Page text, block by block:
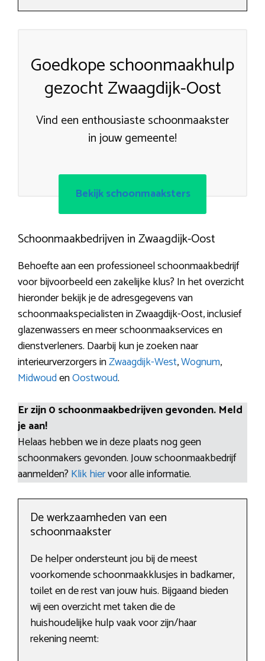
Goedkope schoonmaakhulp
gezocht Zwaagdijk-Oost
Vind een enthousiaste schoonmaakster
in jouw gemeente!
Bekijk schoonmaaksters
Schoonmaakbedrijven in Zwaagdijk-Oost
Behoefte aan een professioneel schoonmaakbedrijf
voor bijvoorbeeld een zakelijke klus? In het overzicht
hieronder bekijk je de adresgegevens van
schoonmaakspecialisten in Zwaagdijk-Oost, inclusief
glazenwassers en meer schoonmaakservices en
dienstverleners. Daarbij kun je zoeken naar
interieurverzorgers inZwaagdijk-West,Wognum,
MidwoudenOostwoud.
Er zijn 0 schoonmaakbedrijven gevonden. Meld
je aan!
Helaas hebben we in deze plaats nog geen
schoonmakers gevonden. Jouw schoonmaakbedrijf
aanmelden? Klik hiervoor alle informatie.
De werkzaamheden van een
schoonmaakster
De helper ondersteunt jou bij de meest
voorkomende schoonmaakklusjes in badkamer,
toilet en de rest van jouw huis. Bijgaand bieden
wij een overzicht met taken die de
huishoudelijke hulp vaak voor zijn/haar
rekening neemt: